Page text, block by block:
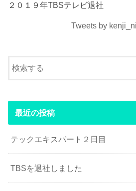
２０１９年TBSテレビ退社
Tweets by
最近の投稿
テックエキスパート２日目
TBSを退社しました